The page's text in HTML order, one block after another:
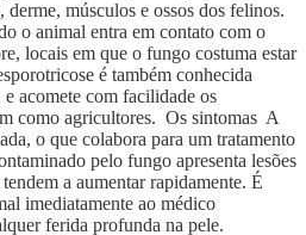
derme, músculos e ossos dos felinos.
o animal entra em contato com o
locais em que o fungo costuma estar
é também conhecida
acomete com facilidade os
como agricultores. Os sintomas A
o que colabora para um tratamento
pelo fungo apresenta lesões
a aumentar rapidamente. É
imediatamente ao médico
ferida profunda na pele.